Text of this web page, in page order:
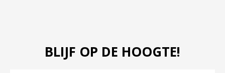
BLIJF OP DE HOOGTE!